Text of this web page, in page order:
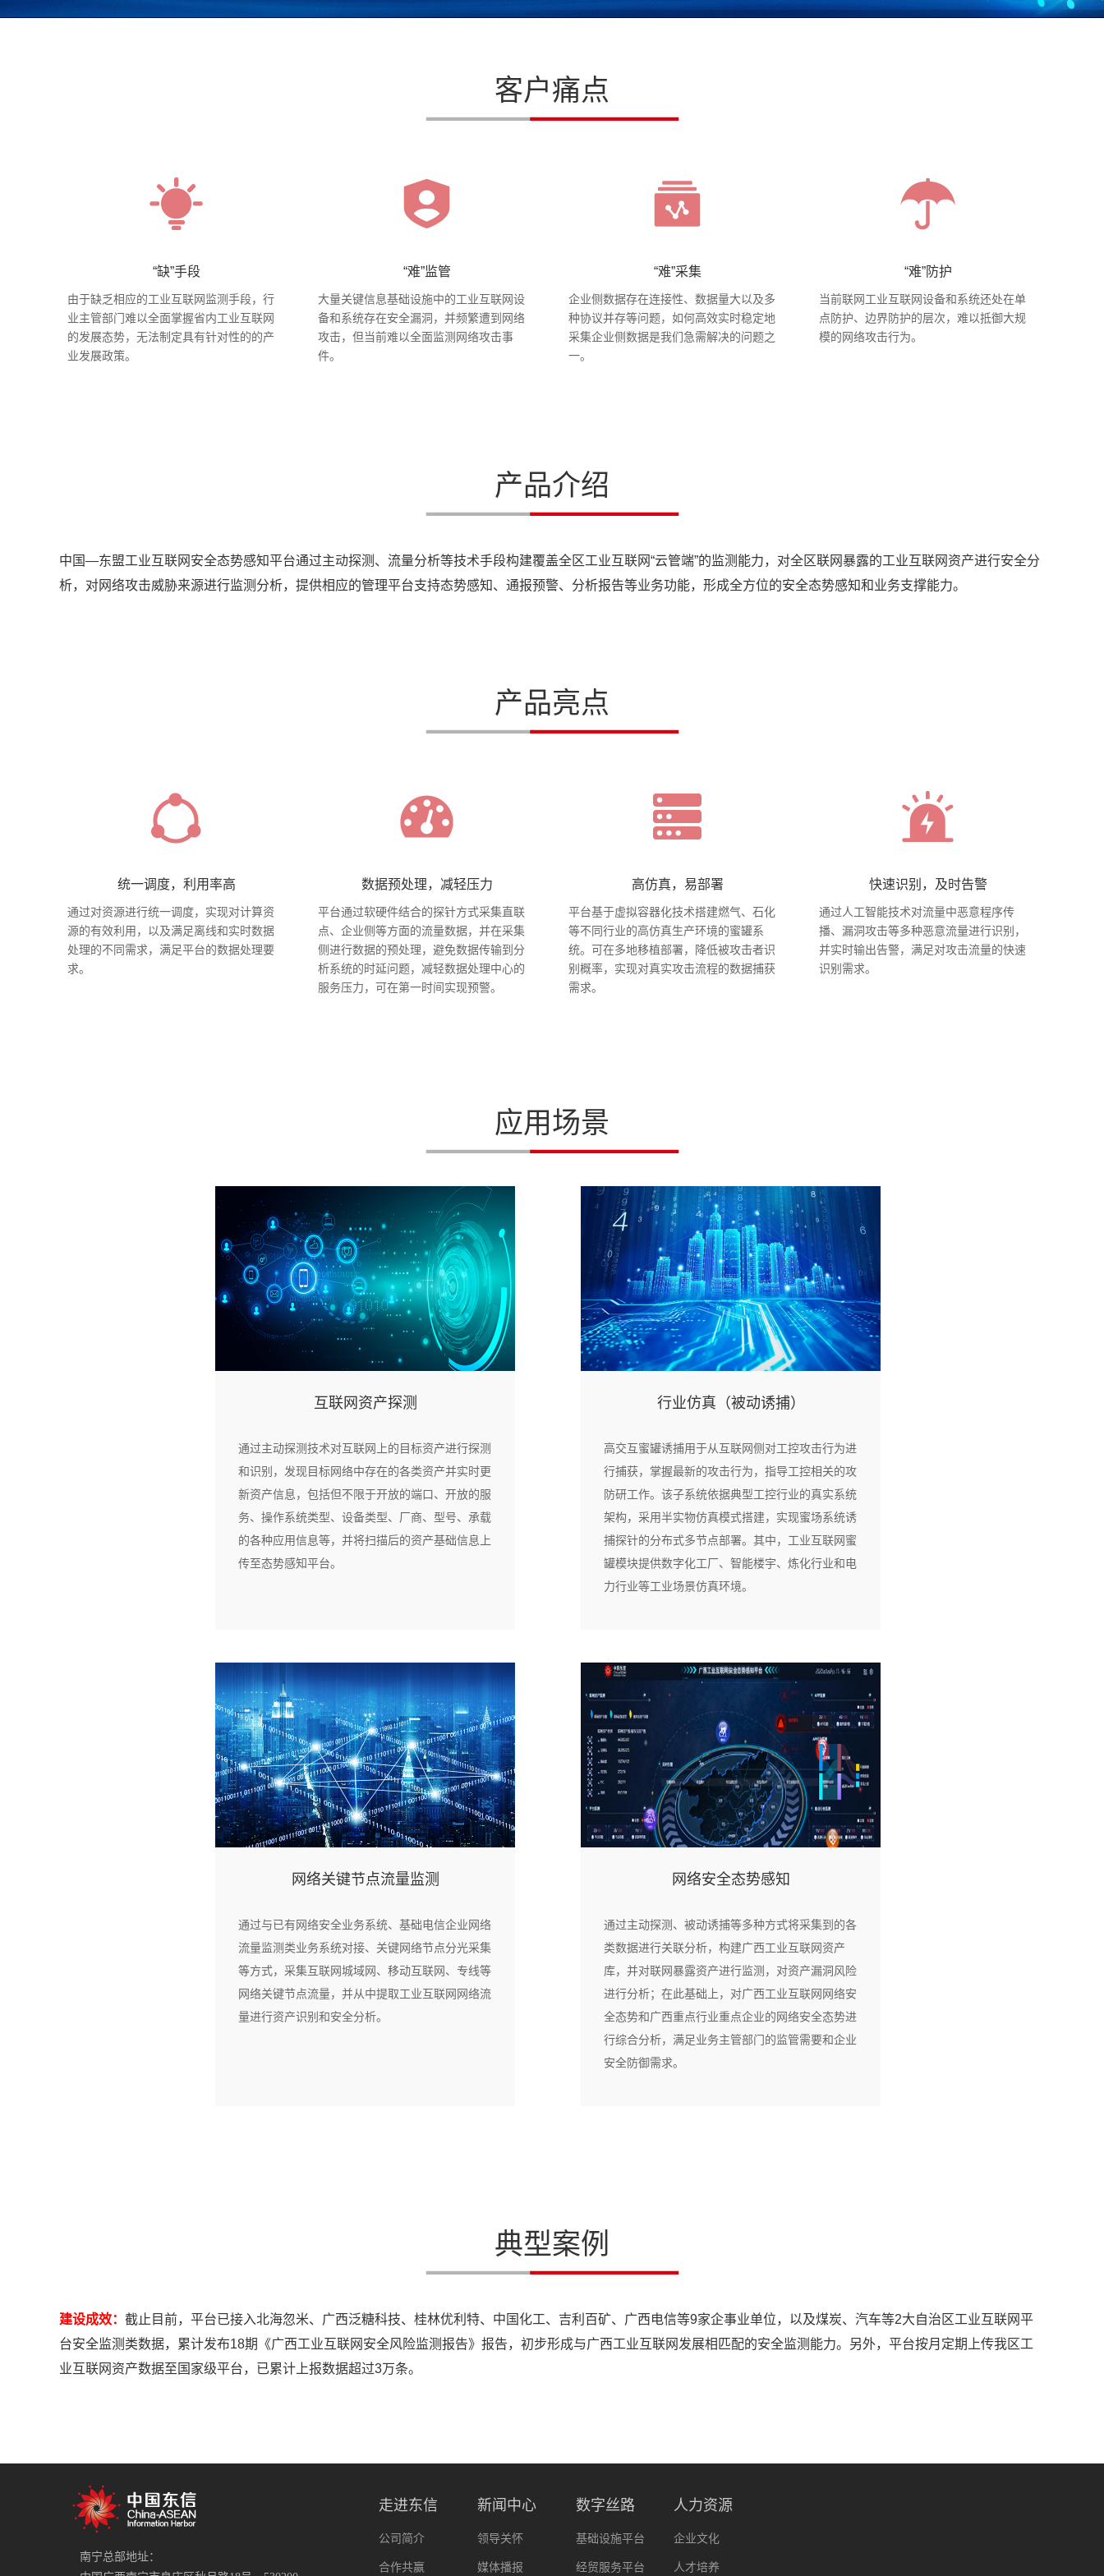
客户痛点
“缺”手段
由于缺乏相应的工业互联网监测手段，行
业主管部门难以全面掌握省内工业互联网
的发展态势，无法制定具有针对性的的产
业发展政策。
“难”监管
大量关键信息基础设施中的工业互联网设
备和系统存在安全漏洞，并频繁遭到网络
攻击，但当前难以全面监测网络攻击事
件。
“难”采集
企业侧数据存在连接性、数据量大以及多
种协议并存等问题，如何高效实时稳定地
采集企业侧数据是我们急需解决的问题之
一。
“难”防护
当前联网工业互联网设备和系统还处在单
点防护、边界防护的层次，难以抵御大规
模的网络攻击行为。
产品介绍
中国—东盟工业互联网安全态势感知平台通过主动探测、流量分析等技术手段构建覆盖全区工业互联网“云管端”的监测能力，对全区联网暴露的工业互联网资产进行安全分
析，对网络攻击威胁来源进行监测分析，提供相应的管理平台支持态势感知、通报预警、分析报告等业务功能，形成全方位的安全态势感知和业务支撑能力。
产品亮点
统一调度，利用率高
通过对资源进行统一调度，实现对计算资
源的有效利用，以及满足离线和实时数据
处理的不同需求，满足平台的数据处理要
求。
数据预处理，减轻压力
平台通过软硬件结合的探针方式采集直联
点、企业侧等方面的流量数据，并在采集
侧进行数据的预处理，避免数据传输到分
析系统的时延问题，减轻数据处理中心的
服务压力，可在第一时间实现预警。
高仿真，易部署
平台基于虚拟容器化技术搭建燃气、石化
等不同行业的高仿真生产环境的蜜罐系
统。可在多地移植部署，降低被攻击者识
别概率，实现对真实攻击流程的数据捕获
需求。
快速识别，及时告警
通过人工智能技术对流量中恶意程序传
播、漏洞攻击等多种恶意流量进行识别，
并实时输出告警，满足对攻击流量的快速
识别需求。
应用场景
互联网资产探测
通过主动探测技术对互联网上的目标资产进行探测
和识别，发现目标网络中存在的各类资产并实时更
新资产信息，包括但不限于开放的端口、开放的服
务、操作系统类型、设备类型、厂商、型号、承载
的各种应用信息等，并将扫描后的资产基础信息上
传至态势感知平台。
行业仿真（被动诱捕）
高交互蜜罐诱捕用于从互联网侧对工控攻击行为进
行捕获，掌握最新的攻击行为，指导工控相关的攻
防研工作。该子系统依据典型工控行业的真实系统
架构，采用半实物仿真模式搭建，实现蜜场系统诱
捕探针的分布式多节点部署。其中，工业互联网蜜
罐模块提供数字化工厂、智能楼宇、炼化行业和电
力行业等工业场景仿真环境。
网络关键节点流量监测
通过与已有网络安全业务系统、基础电信企业网络
流量监测类业务系统对接、关键网络节点分光采集
等方式，采集互联网城域网、移动互联网、专线等
网络关键节点流量，并从中提取工业互联网网络流
量进行资产识别和安全分析。
网络安全态势感知
通过主动探测、被动诱捕等多种方式将采集到的各
类数据进行关联分析，构建广西工业互联网资产
库，并对联网暴露资产进行监测，对资产漏洞风险
进行分析；在此基础上，对广西工业互联网网络安
全态势和广西重点行业重点企业的网络安全态势进
行综合分析，满足业务主管部门的监管需要和企业
安全防御需求。
典型案例
建设成效： 截止目前，平台已接入北海忽米、广西泛糖科技、桂林优利特、中国化工、吉利百矿、广西电信等9家企事业单位，以及煤炭、汽车等2大自治区工业互联网平
台安全监测类数据，累计发布18期《广西工业互联网安全风险监测报告》报告，初步形成与广西工业互联网发展相匹配的安全监测能力。另外，平台按月定期上传我区工
业互联网资产数据至国家级平台，已累计上报数据超过3万条。
走进东信
公司简介
合作共赢
新闻中心
领导关怀
媒体播报
数字丝路
基础设施平台
经贸服务平台
人力资源
企业文化
人才培养
南宁总部地址：